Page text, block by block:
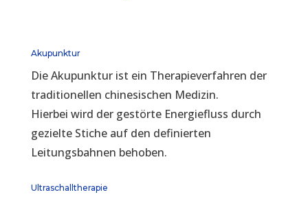
Akupunktur
Die Akupunktur ist ein Therapieverfahren der
traditionellen chinesischen Medizin.
Hierbei wird der gestörte Energiefluss durch
gezielte Stiche auf den definierten
Leitungsbahnen behoben.
Ultraschalltherapie